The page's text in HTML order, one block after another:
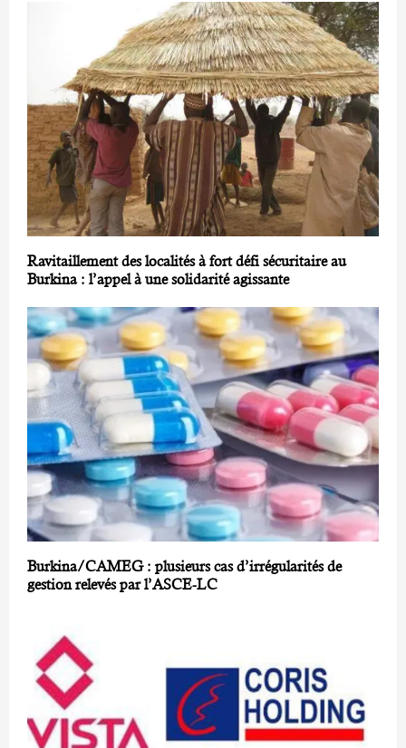
Ravitaillement des localités à fort défi sécuritaire au
Burkina : l’appel à une solidarité agissante
Burkina/CAMEG : plusieurs cas d’irrégularités de
gestion relevés par l’ASCE-LC